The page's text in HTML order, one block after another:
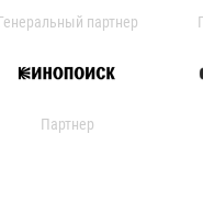
партнер
Партнер